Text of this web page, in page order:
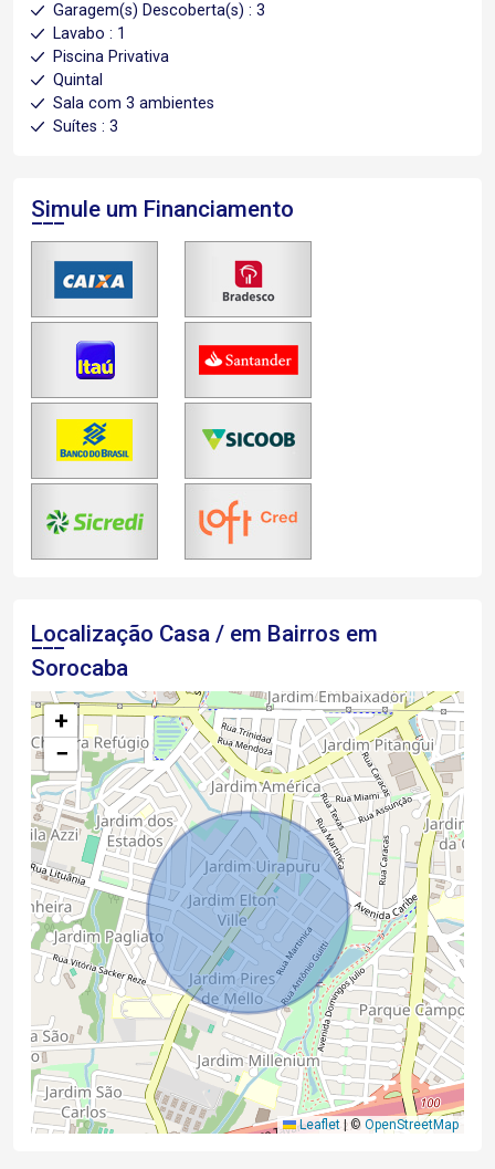
Garagem(s) Descoberta(s) : 3
Lavabo : 1
Piscina Privativa
Quintal
Sala com 3 ambientes
Suítes : 3
Simule um Financiamento
Localização Casa / em Bairros em
Sorocaba
+
−
Leaflet |© OpenStreetMap